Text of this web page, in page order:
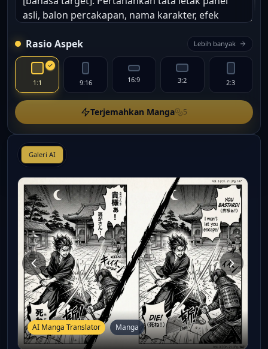
Rasio Aspek Lebih banyak
1:1 9:16 16:9 3:2 2:3
Terjemahkan Manga 5
Galeri AI
AI Manga Translator Manga